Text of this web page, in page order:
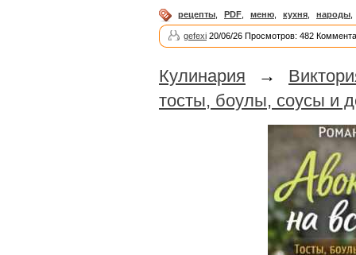
рецепты PDF меню кухня народы
gefexi 20/06/26 Просмотров: 482
Кулинария →
тосты, боулы, соусы и